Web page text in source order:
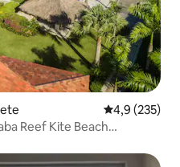
4,9 (235)
Reef Kite Beach